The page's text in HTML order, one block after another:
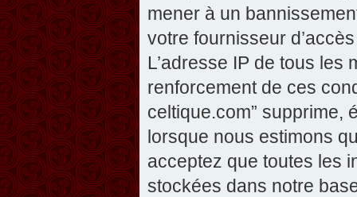
mener à un
votre fournisseur
L’adresse IP de tous
renforcement de ces
celtique.com” supprime,
lorsque nous estimons
acceptez que toutes les
stockées dans notre